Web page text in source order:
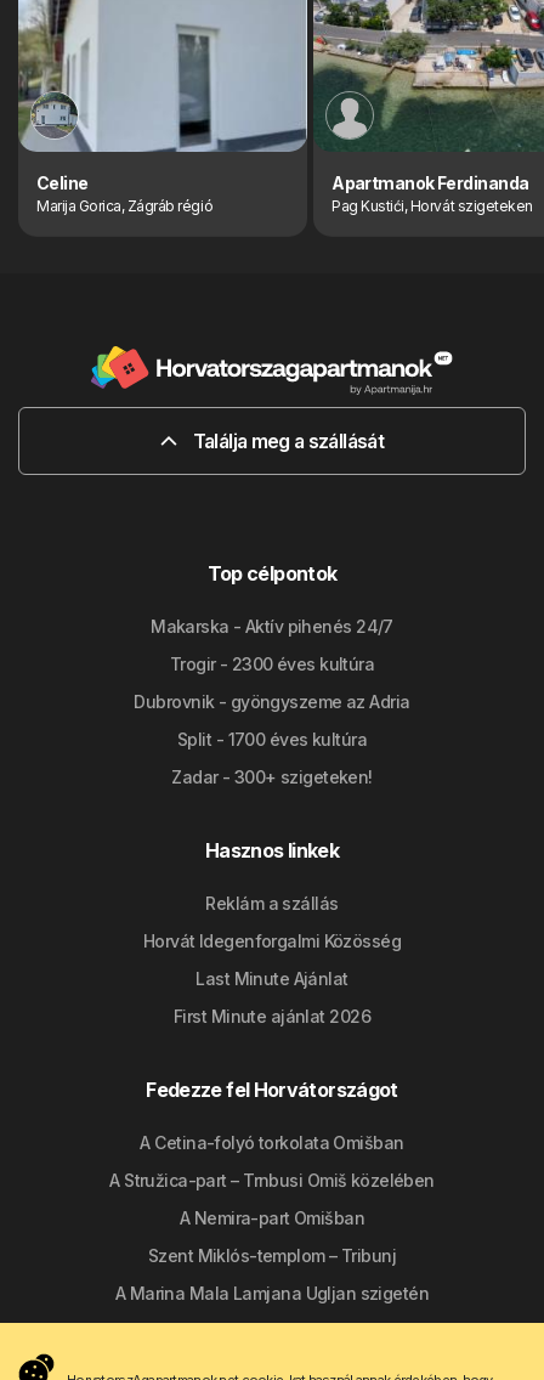
Celine
Marija Gorica, Zágráb régió
Apartmanok Ferdinanda
Pag Kustići, Horvát szigeteken
Találja meg a szállását
Top célpontok
Makarska - Aktív pihenés 24/7
Trogir - 2300 éves kultúra
Dubrovnik - gyöngyszeme az Adria
Split - 1700 éves kultúra
Zadar - 300+ szigeteken!
Hasznos linkek
Reklám a szállás
Horvát Idegenforgalmi Közösség
Last Minute Ajánlat
First Minute ajánlat 2026
Fedezze fel Horvátországot
A Cetina-folyó torkolata Omišban
A Stružica-part – Trnbusi Omiš közelében
A Nemira-part Omišban
Szent Miklós-templom – Tribunj
A Marina Mala Lamjana Ugljan szigetén